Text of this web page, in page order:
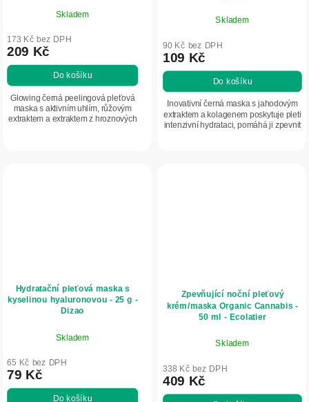
Skladem
173 Kč bez DPH
209 Kč
Do košíku
Glowing černá peelingová pleťová
maska s aktivním uhlím, růžovým
extraktem a extraktem z hroznových
Skladem
90 Kč bez DPH
109 Kč
Do košíku
Inovativní černá maska s jahodovým
extraktem a kolagenem poskytuje pleti
intenzivní hydrataci, pomáhá ji zpevnit
Hydratační pleťová maska s
kyselinou hyaluronovou - 25 g -
Dizao
Skladem
65 Kč bez DPH
79 Kč
Do košíku
Zpevňující noční pleťový
krém/maska Organic Cannabis -
50 ml - Ecolatier
Skladem
338 Kč bez DPH
409 Kč